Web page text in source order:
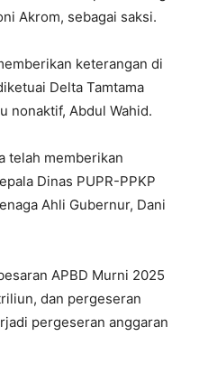
Akrom, sebagai saksi.
keterangan di
Delta Tamtama
nonaktif, Abdul Wahid.
telah memberikan
Dinas PUPR-PPKP
Ahli Gubernur, Dani
APBD Murni 2025
dan pergeseran
pergeseran anggaran